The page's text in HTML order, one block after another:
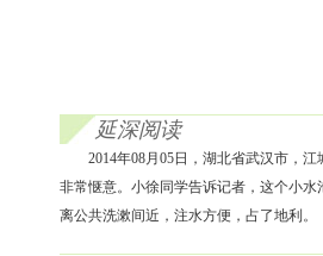
延深阅读
2014年08月05日，湖北省武汉市，
非常惬意。小徐同学告诉记者，这个小
离公共洗漱间近，注水方便，占了地利。